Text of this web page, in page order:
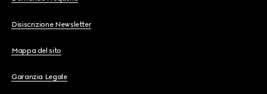
Disiscrizione Newsletter
Mappa del sito
Garanzia Legale